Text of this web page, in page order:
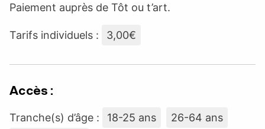
Paiement auprès de Tôt ou t’art.
Tarifs individuels : 3,00€
Accès :
Tranche(s) d’âge : 18-25 ans
26-64 ans